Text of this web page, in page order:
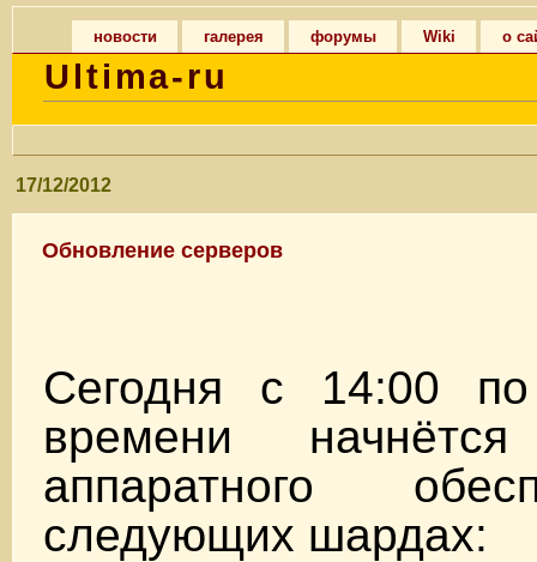
новости галерея форумы Wiki о
Ultima-ru
17/12/2012
Обновление серверов
Сегодня с 14:00 по
времени
аппаратного
следующих шардах: